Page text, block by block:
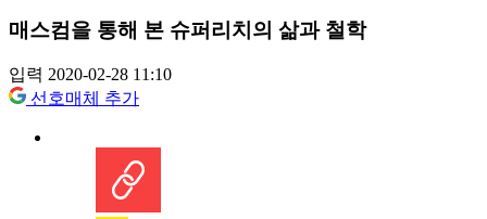
매스컴을 통해 본 슈퍼리치의 삶과 철학
입력 2020-02-28 11:10
선호매체 추가